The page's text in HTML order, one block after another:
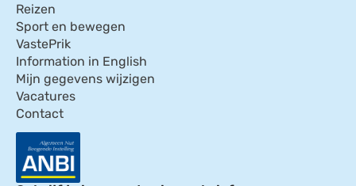
Reizen
Sport en bewegen
VastePrik
Information in English
Mijn gegevens wijzigen
Vacatures
Contact